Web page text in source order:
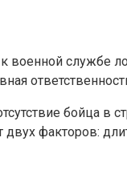
службе
бойца в
факторов: